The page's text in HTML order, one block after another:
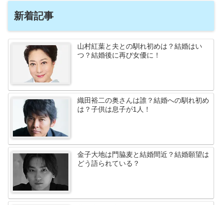
新着記事
山村紅葉と夫との馴れ初めは？結婚はい
つ？結婚後に再び女優に！
織田裕二の奥さんは誰？結婚への馴れ初め
は？子供は息子が1人！
金子大地は門脇麦と結婚間近？結婚願望は
どう語られている？